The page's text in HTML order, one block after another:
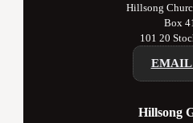
Hillsong
Box 41
101 20
EMAIL
Hillsong